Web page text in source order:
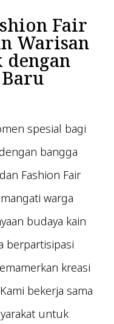
Fair
Warisan
spesial bagi
bangga
Fashion Fair
warga
budaya kain
berpartisipasi
kreasi
bekerja sama
untuk